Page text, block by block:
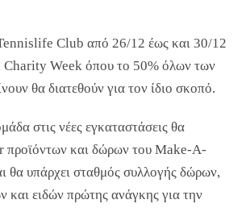
Club από 26/12 έως και 30/12
Charity Week όπου το 50% όλων των
θα διατεθούν για τον ίδιο σκοπό.
στις νέες εγκαταστάσεις θα
προϊόντων και δώρων του Make-A-
θα υπάρχει σταθμός συλλογής δώρων,
και ειδών πρώτης ανάγκης για την